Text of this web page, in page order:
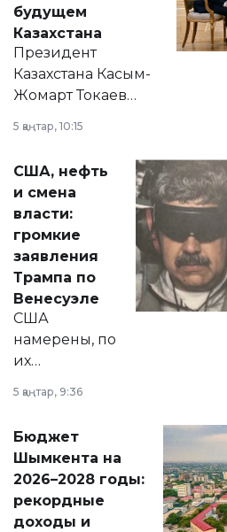
будущем
Казахстана
Президент
Казахстана Касым-
Жомарт Токаев
сразу несколько
актуальных тем —
от слухов о
политических
реформах до
вопросов армии,
экономики и
личного здоровья.
5 қаңтар, 10:15
США, нефть
и смена
власти:
громкие
заявления
Трампа по
Венесуэле
США
намерены, по
их
принести
народу
Венесуэлы.
5 қаңтар, 9:36
Бюджет
Шымкента на
2026–2028 годы:
рекордные
доходы и